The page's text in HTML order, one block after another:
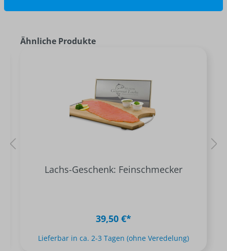
Ähnliche Produkte
Lachs-Geschenk: Feinschmecker
39,50 €*
Lieferbar in ca. 2-3 Tagen (ohne Veredelung)